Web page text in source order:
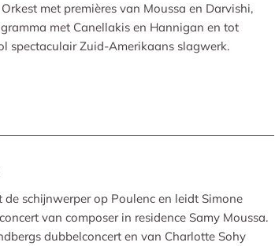
met premières van Moussa en Darvishi,
met Canellakis en Hannigan en tot
spectaculair Zuid-Amerikaans slagwerk.
de schijnwerper op Poulenc en leidt Simone
van composer in residence Samy Moussa.
dubbelconcert en van Charlotte Sohy